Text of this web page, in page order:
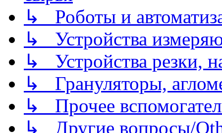
↳ Роботы и
↳ Устройства
↳ Устройства резки,
↳ Грануляторы,
↳ Прочее
↳ Другие вопросы/